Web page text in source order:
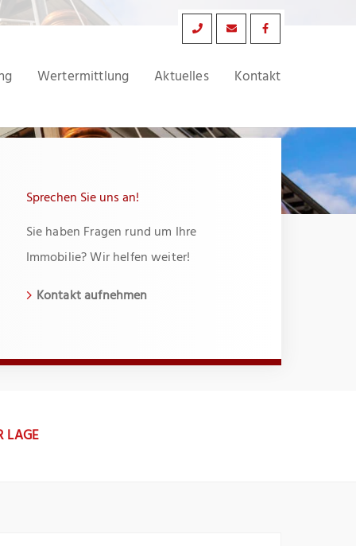
Wertermittlung Aktuelles Kontakt
Sprechen Sie uns an!
Sie haben Fragen rund um Ihre
Immobilie? Wir helfen weiter!
Kontakt aufnehmen
LAGE